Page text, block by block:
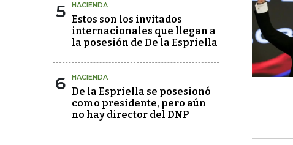
5 HACIENDA
Estos son los invitados
internacionales que llegan a
la posesión de De la Espriella
6 HACIENDA
De la Espriella se posesionó
como presidente, pero aún
no hay director del DNP